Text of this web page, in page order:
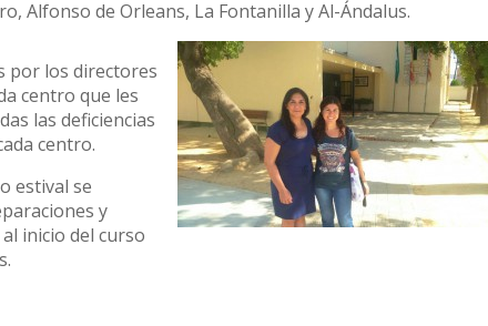
Alfonso de Orleans, La Fontanilla y Al-Ándalus.
por los directores
centro que les
las deficiencias
centro.
estival se
y
inicio del curso